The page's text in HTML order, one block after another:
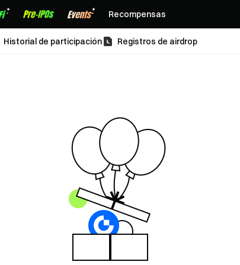
Recompensas
Historial de participación Registros de airdrop